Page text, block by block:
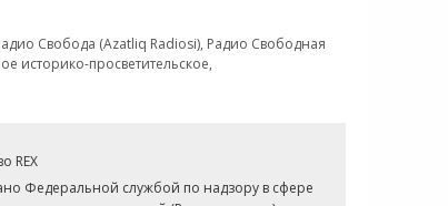
Свобода (Azatliq Radiosi), Радио Свободная
историко-просветительское,
REX
Федеральной службой по надзору в сфере